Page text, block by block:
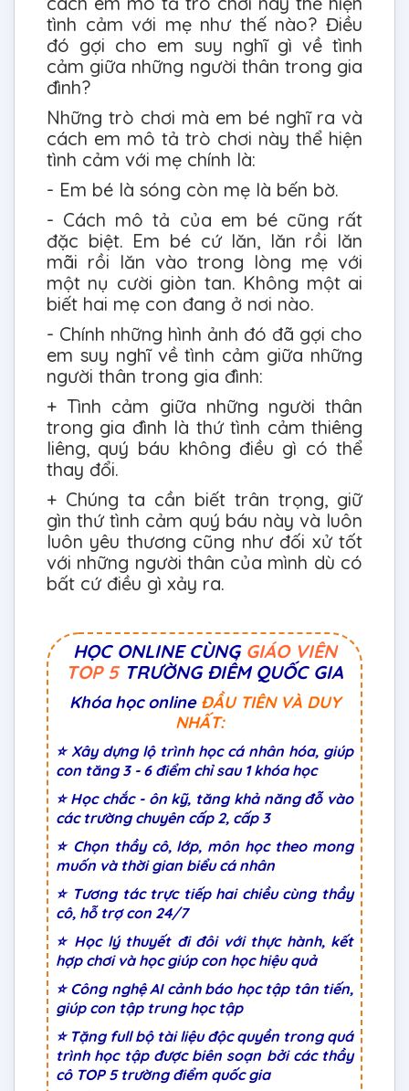
tình cảm với mẹ như thế nào? Điều
đó gợi cho em suy nghĩ gì về tình
cảm giữa những người thân trong gia
đình?
Những trò chơi mà em bé nghĩ ra và
cách em mô tả trò chơi này thể hiện
tình cảm với mẹ chính là:
- Em bé là sóng còn mẹ là bến bờ.
- Cách mô tả của em bé cũng rất
đặc biệt. Em bé cứ lăn, lăn rồi lăn
mãi rồi lăn vào trong lòng mẹ với
một nụ cười giòn tan. Không một ai
biết hai mẹ con đang ở nơi nào.
- Chính những hình ảnh đó đã gợi cho
em suy nghĩ về tình cảm giữa những
người thân trong gia đình:
+ Tình cảm giữa những người thân
trong gia đình là thứ tình cảm thiêng
liêng, quý báu không điều gì có thể
thay đổi.
+ Chúng ta cần biết trân trọng, giữ
gìn thứ tình cảm quý báu này và luôn
luôn yêu thương cũng như đối xử tốt
với những người thân của mình dù có
bất cứ điều gì xảy ra.
HỌC ONLINE CÙNG GIÁO VIÊN
TOP 5 TRƯỜNG ĐIỂM QUỐC GIA
Khóa học online ĐẦU TIÊN VÀ DUY
NHẤT:
⭐ Xây dựng lộ trình học cá nhân hóa, giúp
con tăng 3 - 6 điểm chỉ sau 1 khóa học
⭐ Học chắc - ôn kỹ, tăng khả năng đỗ vào
các trường chuyên cấp 2, cấp 3
⭐ Chọn thầy cô, lớp, môn học theo mong
muốn và thời gian biểu cá nhân
⭐ Tương tác trực tiếp hai chiều cùng thầy
cô, hỗ trợ con 24/7
⭐ Học lý thuyết đi đôi với thực hành, kết
hợp chơi và học giúp con học hiệu quả
⭐ Công nghệ AI cảnh báo học tập tân tiến,
giúp con tập trung học tập
⭐ Tặng full bộ tài liệu độc quyền trong quá
trình học tập được biên soạn bởi các thầy
cô TOP 5 trường điểm quốc gia